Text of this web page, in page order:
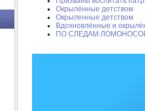
Окрылённые детством
Окрыленные детством
Вдохновлённые и
ПО СЛЕДАМ